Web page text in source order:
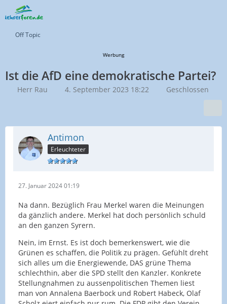
Off Topic
Werbung
Ist die AfD eine demokratische Partei?
Herr Rau 4. September 2023 18:22 Geschlossen
Antimon
Erleuchteter
27. Januar 2024 01:19
Na dann. Bezüglich Frau Merkel waren die Meinungen
da gänzlich andere. Merkel hat doch persönlich schuld
an den ganzen Syrern.
Nein, im Ernst. Es ist doch bemerkenswert, wie die
Grünen es schaffen, die Politik zu prägen. Gefühlt dreht
sich alles um die Energiewende, DAS grüne Thema
schlechthin, aber die SPD stellt den Kanzler. Konkrete
Stellungnahmen zu aussenpolitischen Themen liest
man von Annalena Baerbock und Robert Habeck, Olaf